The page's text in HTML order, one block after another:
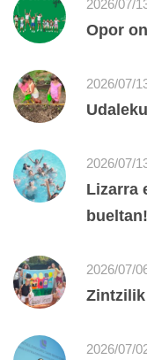
2026/07/
Opor
2026/07/
2026/07/
Lizarra
bueltan!
2026/07/
Zintzilik
2026/07/